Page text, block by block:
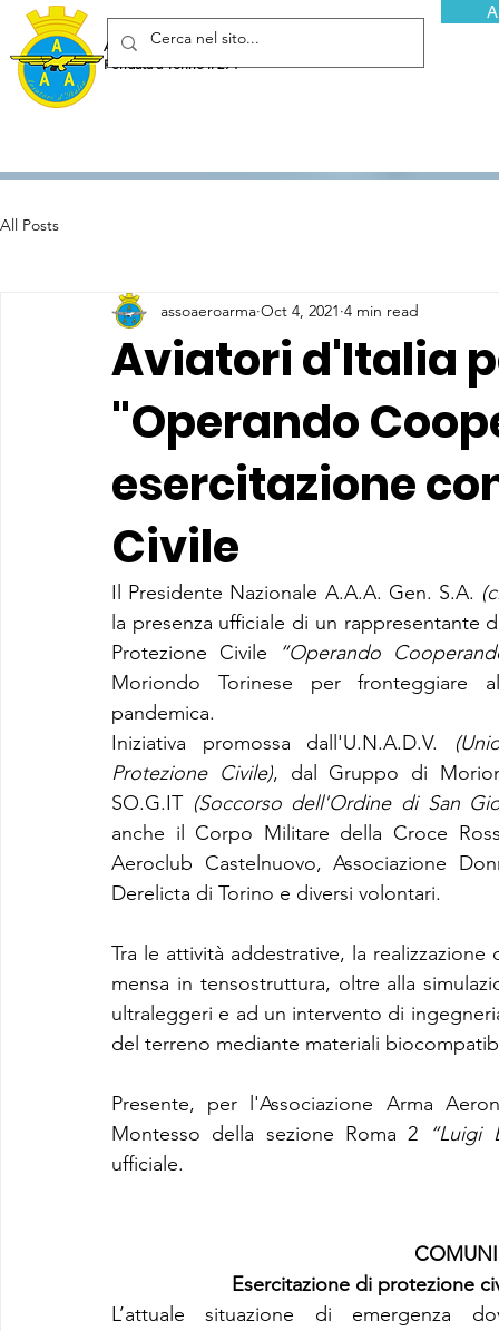
Associazione Arma Aeronautica - Aviatori d'Italia ETS
Fondata a Torino il 29 febbraio 1952
All Posts
Aviatori d'Italia
"Operando
esercitazione
Civile
assoaeroarma Oct 4, 2021 4 min read
Il Presidente Nazionale A.A.A. Gen. S.A.
la presenza ufficiale di un
Protezione Civile
“Operando
Moriondo Torinese per fronteggiare
pandemica.
Iniziativa promossa dall'U.N.A.D.V.
Protezione Civile), dal Gruppo di
SO.G.IT (Soccorso dell'Ordine di San
anche il Corpo Militare della Croce
Aeroclub Castelnuovo, Associazione
Derelicta di Torino e diversi volontari.
Tra le attività addestrative, la
mensa in tensostruttura, oltre alla
ultraleggeri e ad un intervento di
del terreno mediante materiali
Presente, per l'Associazione Arma
Montesso della sezione Roma 2
“Luigi
ufficiale.
Esercitazione di protezione
L’attuale situazione di emergenza